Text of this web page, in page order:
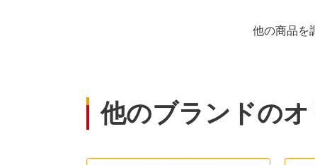
他の商品を
他のブランドの